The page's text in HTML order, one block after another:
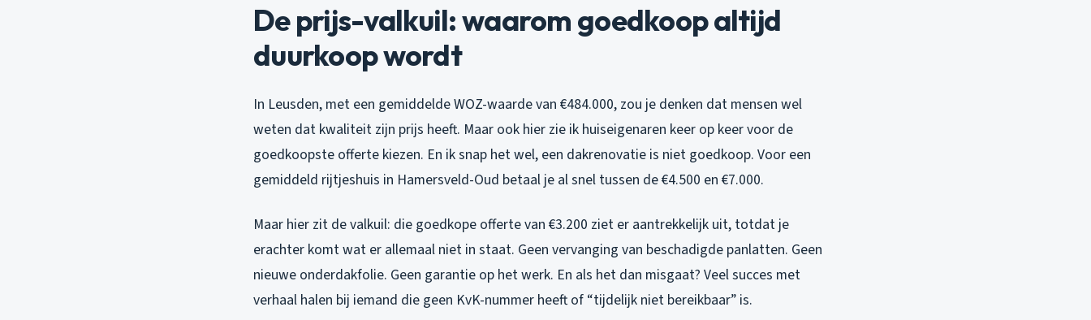
De prijs-valkuil: waarom goedkoop altijd
duurkoop wordt
In Leusden, met een gemiddelde WOZ-waarde van €484.000, zou je denken dat mensen wel
weten dat kwaliteit zijn prijs heeft. Maar ook hier zie ik huiseigenaren keer op keer voor de
goedkoopste offerte kiezen. En ik snap het wel, een dakrenovatie is niet goedkoop. Voor een
gemiddeld rijtjeshuis in Hamersveld-Oud betaal je al snel tussen de €4.500 en €7.000.
Maar hier zit de valkuil: die goedkope offerte van €3.200 ziet er aantrekkelijk uit, totdat je
erachter komt wat er allemaal niet in staat. Geen vervanging van beschadigde panlatten. Geen
nieuwe onderdakfolie. Geen garantie op het werk. En als het dan misgaat? Veel succes met
verhaal halen bij iemand die geen KvK-nummer heeft of “tijdelijk niet bereikbaar” is.